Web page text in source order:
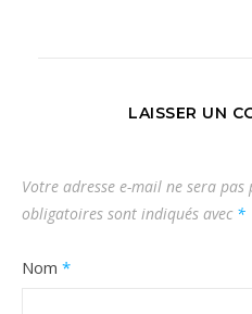
LAISSER UN
Votre adresse e-mail ne sera pas
obligatoires sont indiqués avec *
Nom *